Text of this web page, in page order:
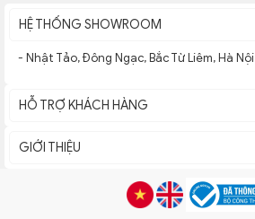
HỆ THỐNG SHOWROOM
- Nhật Tảo, Đông Ngạc, Bắc Từ Liêm, Hà Nội
HỖ TRỢ KHÁCH HÀNG
GIỚI THIỆU